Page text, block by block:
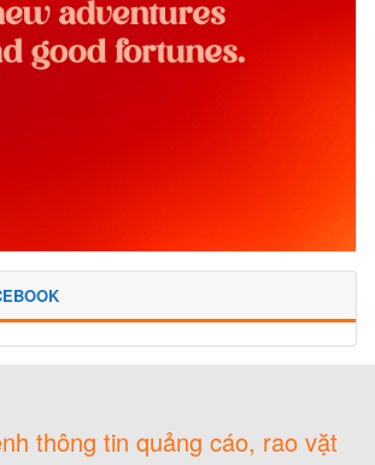
thông tin quảng cáo, rao vặt